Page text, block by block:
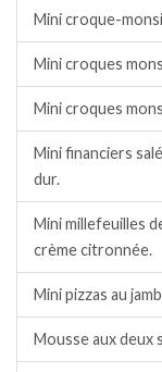
Mini croque-
Mini croques
Mini croques
Mini financiers
dur.
Mini millefeuilles
crème citronnée.
Mini pizzas au
Mousse aux deux